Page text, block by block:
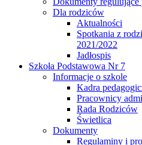
Dla rodziców
Aktualności
Spotkania z
2021/2022
Jadłospis
Szkoła Podstawowa Nr 7
Informacje o szkole
Kadra
Pracownicy
Rada Rodziców
Świetlica
Dokumenty
Regulaminy i